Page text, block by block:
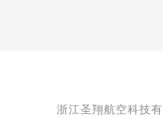
浙江圣翔航空科技有